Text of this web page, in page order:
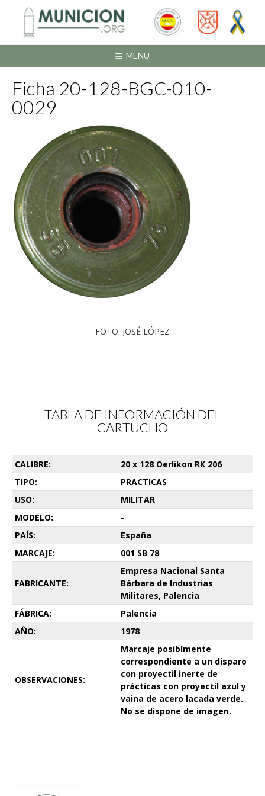
contenido
MENU
Ficha 20-128-BGC-010-
0029
FOTO: JOSÉ LÓPEZ
TABLA DE INFORMACIÓN DEL
CARTUCHO
CALIBRE:
20 x 128 Oerlikon RK 206
TIPO:
PRACTICAS
USO:
MILITAR
MODELO:
-
PAÍS:
España
MARCAJE:
001 SB 78
FABRICANTE:
Empresa Nacional Santa
Bárbara de Industrias
Militares, Palencia
FÁBRICA:
Palencia
AÑO:
1978
OBSERVACIONES:
Marcaje posiblmente
correspondiente a un disparo
con proyectil inerte de
prácticas con proyectil azul y
vaina de acero lacada verde.
No se dispone de imagen.